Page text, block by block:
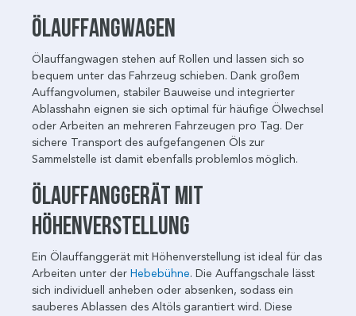
Ölauffangwagen
Ölauffangwagen stehen auf Rollen und lassen sich so
bequem unter das Fahrzeug schieben. Dank großem
Auffangvolumen, stabiler Bauweise und integrierter
Ablasshahn eignen sie sich optimal für häufige Ölwechsel
oder Arbeiten an mehreren Fahrzeugen pro Tag. Der
sichere Transport des aufgefangenen Öls zur
Sammelstelle ist damit ebenfalls problemlos möglich.
Ölauffanggerät mit
Höhenverstellung
Ein Ölauffanggerät mit Höhenverstellung ist ideal für das
Arbeiten unter der Hebebühne. Die Auffangschale lässt
sich individuell anheben oder absenken, sodass ein
sauberes Ablassen des Altöls garantiert wird. Diese